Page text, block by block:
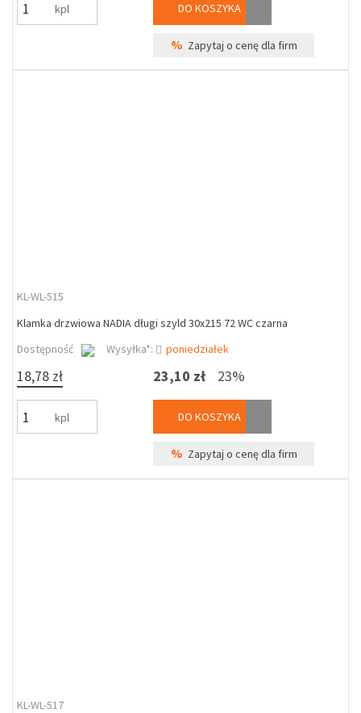
kpl DO KOSZYKA
% Zapytaj o cenę dla firm
KL-WL-515
Klamka drzwiowa NADIA długi szyld 30x215 72 WC czarna
Dostępność
Wysyłka*: poniedziałek
18,78 zł
kpl
23,10 zł 23%
DO KOSZYKA
% Zapytaj o cenę dla firm
KL-WL-517